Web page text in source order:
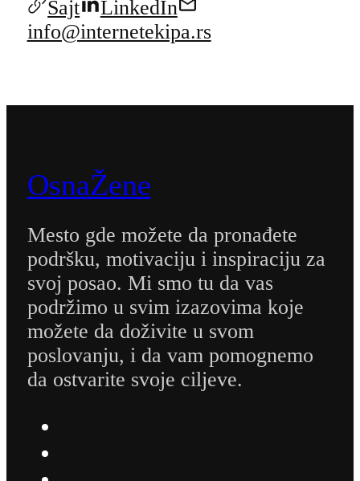
Sajt
LinkedIn
info@internetekipa.rs
OsnaŽene
Mesto gde možete da pronađete
podršku, motivaciju i inspiraciju za
svoj posao. Mi smo tu da vas
podržimo u svim izazovima koje
možete da doživite u svom
poslovanju, i da vam pomognemo
da ostvarite svoje ciljeve.